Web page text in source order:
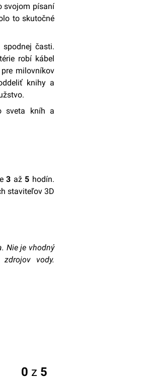
svojom písaní
to skutočné
časti.
robí kábel
milovníkov
knihy a
sveta kníh a
3 až 5 hodín.
staviteľov 3D
Nie je vhodný
vody.
0 z 5